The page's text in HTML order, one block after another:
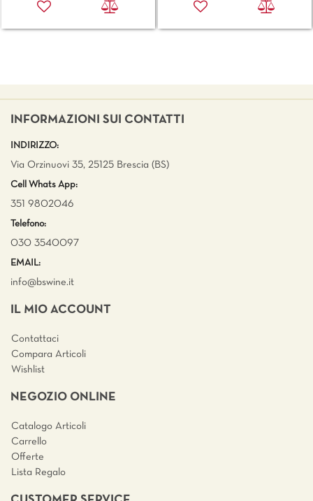
INFORMAZIONI SUI CONTATTI
INDIRIZZO:
Via Orzinuovi 35, 25125 Brescia (BS)
Cell Whats App:
351 9802046
Telefono:
030 3540097
EMAIL:
info@bswine.it
IL MIO ACCOUNT
Contattaci
Compara Articoli
Wishlist
NEGOZIO ONLINE
Catalogo Articoli
Carrello
Offerte
Lista Regalo